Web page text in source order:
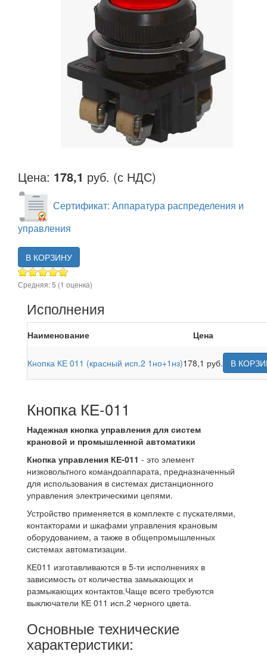
Цена: 178,1 руб. (с НДС)
Сертификат: Аппаратура распределения и
управления
В КОРЗИНУ
Средняя:5 (1 оценка)
Исполнения
Наименование Цена
Кнопка КЕ 011 (красный исп.2 1но+1нз)178,1 руб. В
Кнопка КЕ-011
Надежная кнопка управления для систем
крановой и промышленной автоматики
Кнопка управления КЕ-011 - это элемент
низковольтного командоаппарата, предназначенный
для использования в системах дистанционного
управления электрическими цепями.
Устройство применяется в комплекте с пускателями,
контакторами и шкафами управления крановым
оборудованием, а также в общепромышленных
системах автоматизации.
КЕ011 изготавливаются в 5-ти исполнениях в
зависимость от количества замыкающих и
размыкающих контактов.Чаще всего требуются
выключатели КЕ 011 исп.2 черного цвета.
Основные технические
характеристики: